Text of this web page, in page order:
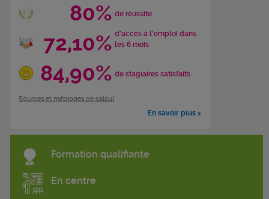
80% de réussite
72,10% d'accès à l'emploi dans
les 6 mois
84,90% de stagiaires satisfaits
Sources et méthodes de calcul
En savoir plus >
Formation qualifiante
En centre